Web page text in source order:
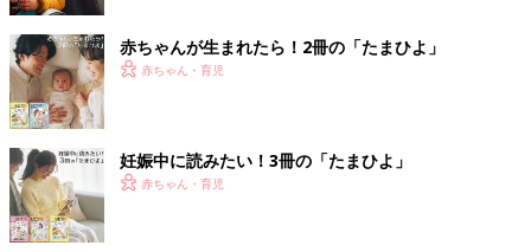
赤ちゃんが生まれたら！2冊の「たまひよ」
赤ちゃん・育児
妊娠中に読みたい！3冊の「たまひよ」
赤ちゃん・育児